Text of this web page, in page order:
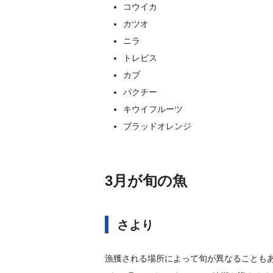
コウイカ
カツオ
ニラ
トレビス
カブ
パクチー
キウイフルーツ
ブラッドオレンジ
3月が旬の魚
さより
漁獲される場所によって旬が異なることも